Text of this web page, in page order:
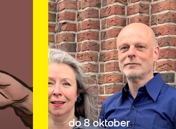
do 8 oktober